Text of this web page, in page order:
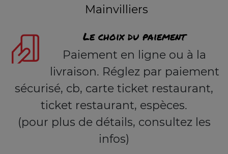
Mainvilliers
Le choix du paiement
Paiement en ligne ou à la
livraison. Réglez par paiement
sécurisé, cb, carte ticket restaurant,
ticket restaurant, espèces.
(pour plus de détails, consultez les
infos)